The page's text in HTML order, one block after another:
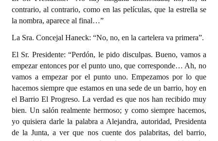
Ejecución Presupuestaria
NORMATIVA
Comunicaciones
Declaraciones
Resoluciones
Resoluciones de Presidencia
contrario, al contrario, como en las películas, que la estrella se
la nombra, aparece al final…”
La Sra. Concejal Haneck: “No, no, en la cartelera va primera”.
El Sr. Presidente: “Perdón, le pido disculpas. Bueno, vamos a
empezar entonces por el punto uno, que corresponde… Ah, no
vamos a empezar por el punto uno. Empezamos por lo que
hacemos siempre que estamos en una sede de un barrio, hoy en
el Barrio El Progreso. La verdad es que nos han recibido muy
bien. Un salón realmente hermoso; y como siempre hacemos,
yo quisiera darle la palabra a Alejandra, autoridad, Presidenta
de la Junta, a ver que nos cuente dos palabritas, del barrio,